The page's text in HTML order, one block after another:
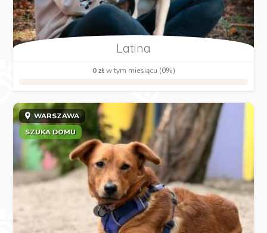
Latina
0 złw tym miesiącu (0%)
WARSZAWA
SZUKA DOMU